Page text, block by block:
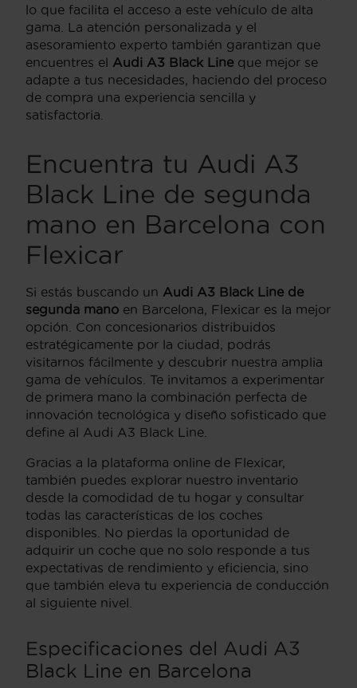
lo que facilita el acceso a este vehículo de alta
gama. La atención personalizada y el
asesoramiento experto también garantizan que
encuentres el Audi A3 Black Line que mejor se
adapte a tus necesidades, haciendo del proceso
de compra una experiencia sencilla y
satisfactoria.
Encuentra tu Audi A3
Black Line de segunda
mano en Barcelona con
Flexicar
Si estás buscando un Audi A3 Black Line de
segunda mano en Barcelona, Flexicar es la mejor
opción. Con concesionarios distribuidos
estratégicamente por la ciudad, podrás
visitarnos fácilmente y descubrir nuestra amplia
gama de vehículos. Te invitamos a experimentar
de primera mano la combinación perfecta de
innovación tecnológica y diseño sofisticado que
define al Audi A3 Black Line.
Gracias a la plataforma online de Flexicar,
también puedes explorar nuestro inventario
desde la comodidad de tu hogar y consultar
todas las características de los coches
disponibles. No pierdas la oportunidad de
adquirir un coche que no solo responde a tus
expectativas de rendimiento y eficiencia, sino
que también eleva tu experiencia de conducción
al siguiente nivel.
Especificaciones del Audi A3
Black Line en Barcelona